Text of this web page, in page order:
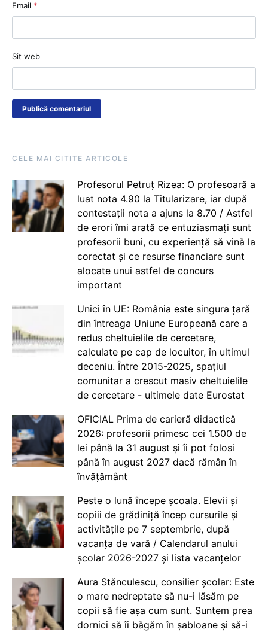
Email *
Sit web
CELE MAI CITITE ARTICOLE
Profesorul Petruț Rizea: O profesoară a
luat nota 4.90 la Titularizare, iar după
contestații nota a ajuns la 8.70 / Astfel
de erori îmi arată ce entuziasmați sunt
profesorii buni, cu experiență să vină la
corectat și ce resurse financiare sunt
alocate unui astfel de concurs
important
Unici în UE: România este singura țară
din întreaga Uniune Europeană care a
redus cheltuielile de cercetare,
calculate pe cap de locuitor, în ultimul
deceniu. Între 2015-2025, spațiul
comunitar a crescut masiv cheltuielile
de cercetare - ultimele date Eurostat
OFICIAL Prima de carieră didactică
2026: profesorii primesc cei 1.500 de
lei până la 31 august și îi pot folosi
până în august 2027 dacă rămân în
învățământ
Peste o lună începe școala. Elevii și
copiii de grădiniță încep cursurile și
activitățile pe 7 septembrie, după
vacanța de vară / Calendarul anului
școlar 2026-2027 și lista vacanțelor
Aura Stănculescu, consilier școlar: Este
o mare nedreptate să nu-i lăsăm pe
copii să fie așa cum sunt. Suntem prea
dornici să îi băgăm în șabloane și să-i